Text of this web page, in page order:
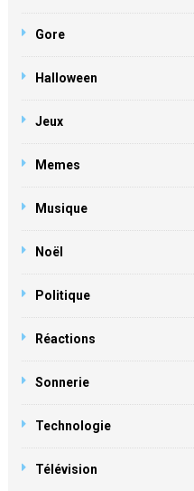
Gore
Halloween
Jeux
Memes
Musique
Noël
Politique
Réactions
Sonnerie
Technologie
Télévision